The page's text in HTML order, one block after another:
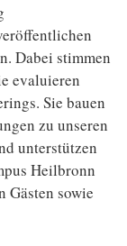
Dabei stimmen
evaluieren
Sie bauen
zu unseren
unterstützen
Heilbronn
Gästen sowie